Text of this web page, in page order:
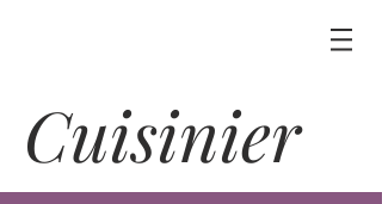
Cuisinier